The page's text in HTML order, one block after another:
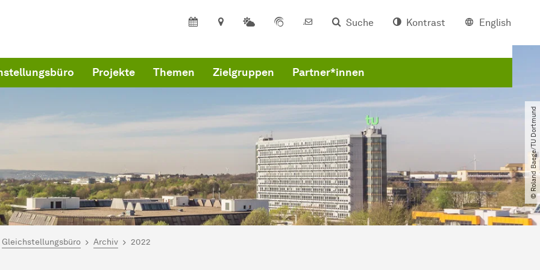
Suche Kontrast English
Projekte Themen Zielgruppen Partner*innen
© Roland Baege​/​TU Dortmund
hier:
Gleichstellungsbüro Archiv 2022